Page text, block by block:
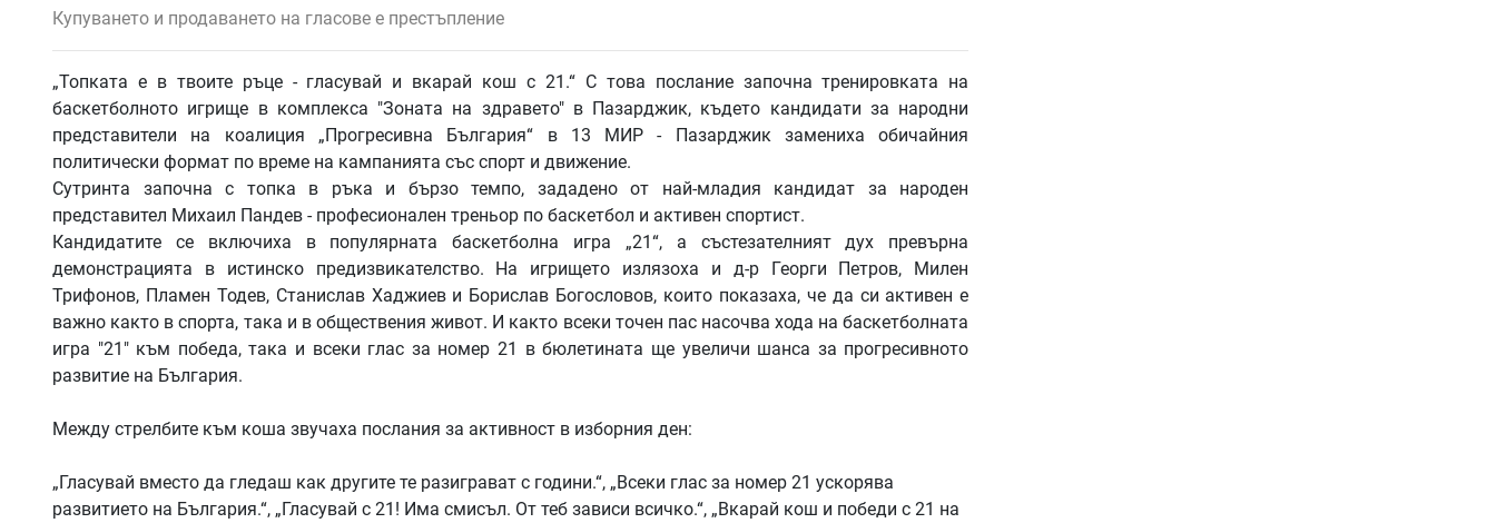
Купуването и продаването на гласове е престъпление
„Топката е в твоите ръце - гласувай и вкарай кош с 21.“ С това послание започна тренировката на
баскетболното игрище в комплекса "Зоната на здравето" в Пазарджик, където кандидати за народни
представители на коалиция „Прогресивна България“ в 13 МИР - Пазарджик замениха обичайния
политически формат по време на кампанията със спорт и движение.
Сутринта започна с топка в ръка и бързо темпо, зададено от най-младия кандидат за народен
представител Михаил Пандев - професионален треньор по баскетбол и активен спортист.
Кандидатите се включиха в популярната баскетболна игра „21“, а състезателният дух превърна
демонстрацията в истинско предизвикателство. На игрището излязоха и д-р Георги Петров, Милен
Трифонов, Пламен Тодев, Станислав Хаджиев и Борислав Богословов, които показаха, че да си активен е
важно както в спорта, така и в обществения живот. И както всеки точен пас насочва хода на баскетболната
игра "21" към победа, така и всеки глас за номер 21 в бюлетината ще увеличи шанса за прогресивното
развитие на България.
Между стрелбите към коша звучаха послания за активност в изборния ден:
„Гласувай вместо да гледаш как другите те разиграват с години.“, „Всеки глас за номер 21 ускорява
развитието на България.“, „Гласувай с 21! Има смисъл. От теб зависи всичко.“, „Вкарай кош и победи с 21 на